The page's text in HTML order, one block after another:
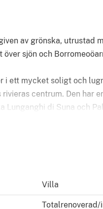
av grönska, utrustad
sjön och
i ett mycket soligt och
rivieras centrum. Den har
Lunganghi di Suna och
och välskött park,
ingång, stort
gästservice och en
Villa